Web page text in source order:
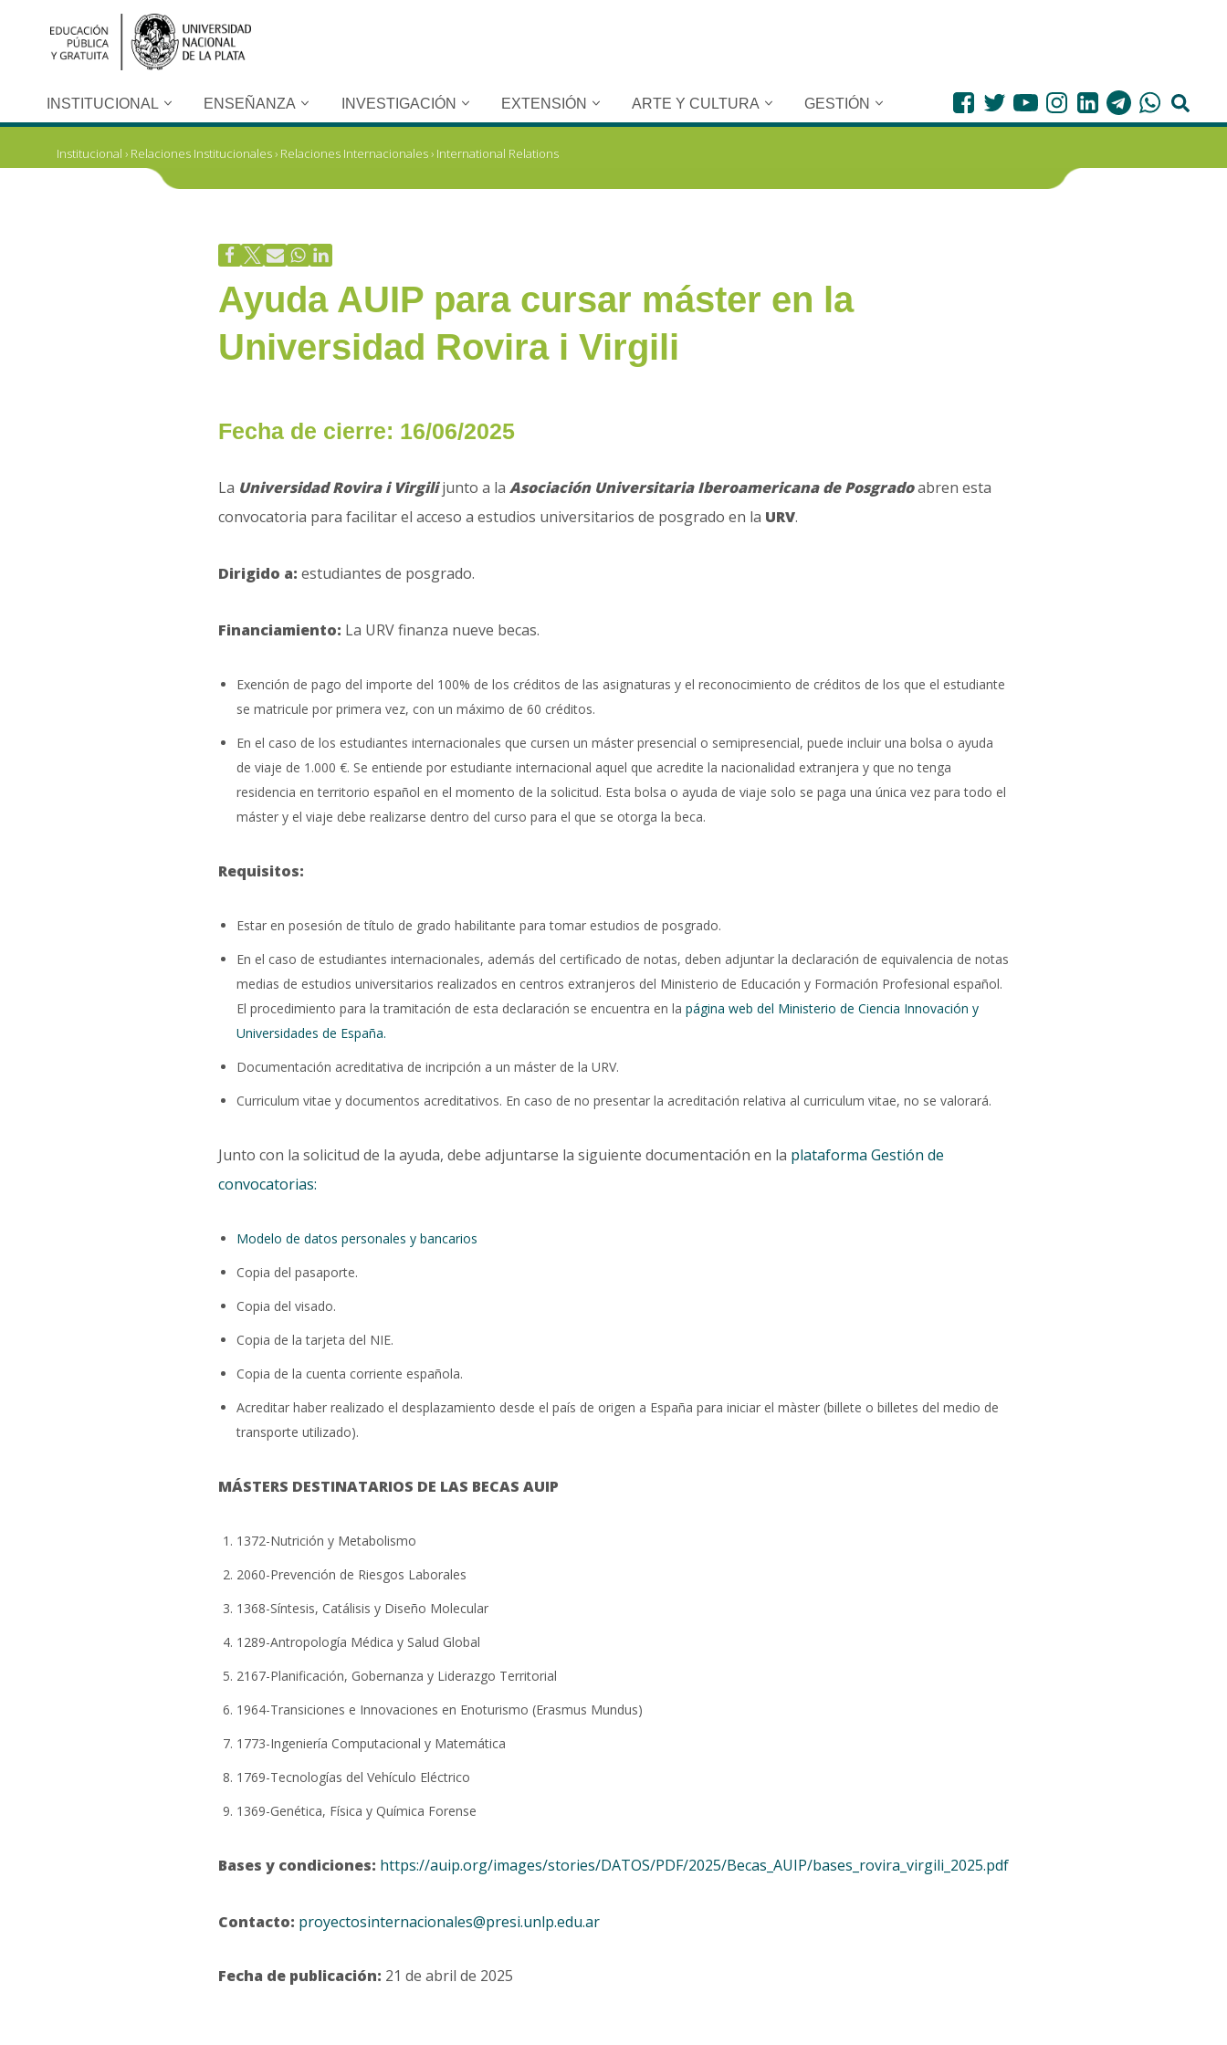
contenidoINSTITUCIONAL ENSEÑANZA INVESTIGACIÓN EXTENSIÓN ARTE Y CULTURA GESTIÓN
Institucional › Relaciones Institucionales› Relaciones Internacionales› International Relations
Ayuda AUIP para cursar máster en la
Universidad Rovira i Virgili
Fecha de cierre: 16/06/2025
La Universidad Rovira i Virgilijunto a la Asociación Universitaria Iberoamericana de Posgradoabren esta
convocatoria para facilitar el acceso a estudios universitarios de posgrado en la URV.
Dirigido a: estudiantes de posgrado.
Financiamiento: La URV finanza nueve becas.
Exención de pago del importe del 100% de los créditos de las asignaturas y el reconocimiento de créditos de los que el estudiante
se matricule por primera vez, con un máximo de 60 créditos.
En el caso de los estudiantes internacionales que cursen un máster presencial o semipresencial, puede incluir una bolsa o ayuda
de viaje de 1.000 €. Se entiende por estudiante internacional aquel que acredite la nacionalidad extranjera y que no tenga
residencia en territorio español en el momento de la solicitud. Esta bolsa o ayuda de viaje solo se paga una única vez para todo el
máster y el viaje debe realizarse dentro del curso para el que se otorga la beca.
Requisitos:
Estar en posesión de título de grado habilitante para tomar estudios de posgrado.
En el caso de estudiantes internacionales, además del certificado de notas, deben adjuntar la declaración de equivalencia de notas
medias de estudios universitarios realizados en centros extranjeros del Ministerio de Educación y Formación Profesional español.
El procedimiento para la tramitación de esta declaración se encuentra en la página web del Ministerio de Ciencia Innovación y
Universidades de España.
Documentación acreditativa de incripción a un máster de la URV.
Curriculum vitae y documentos acreditativos. En caso de no presentar la acreditación relativa al curriculum vitae, no se valorará.
Junto con la solicitud de la ayuda, debe adjuntarse la siguiente documentación en la plataforma Gestión de
convocatorias:
Modelo de datos personales y bancarios
Copia del pasaporte.
Copia del visado.
Copia de la tarjeta del NIE.
Copia de la cuenta corriente española.
Acreditar haber realizado el desplazamiento desde el país de origen a España para iniciar el màster (billete o billetes del medio de
transporte utilizado).
MÁSTERS DESTINATARIOS DE LAS BECAS AUIP
1372-Nutrición y Metabolismo
2060-Prevención de Riesgos Laborales
1368-Síntesis, Catálisis y Diseño Molecular
1289-Antropología Médica y Salud Global
2167-Planificación, Gobernanza y Liderazgo Territorial
1964-Transiciones e Innovaciones en Enoturismo (Erasmus Mundus)
1773-Ingeniería Computacional y Matemática
1769-Tecnologías del Vehículo Eléctrico
1369-Genética, Física y Química Forense
Bases y condiciones: https://auip.org/images/stories/DATOS/PDF/2025/Becas_AUIP/bases_rovira_virgili_2025.pdf
Contacto: proyectosinternacionales@presi.unlp.edu.ar
Fecha de publicación: 21 de abril de 2025